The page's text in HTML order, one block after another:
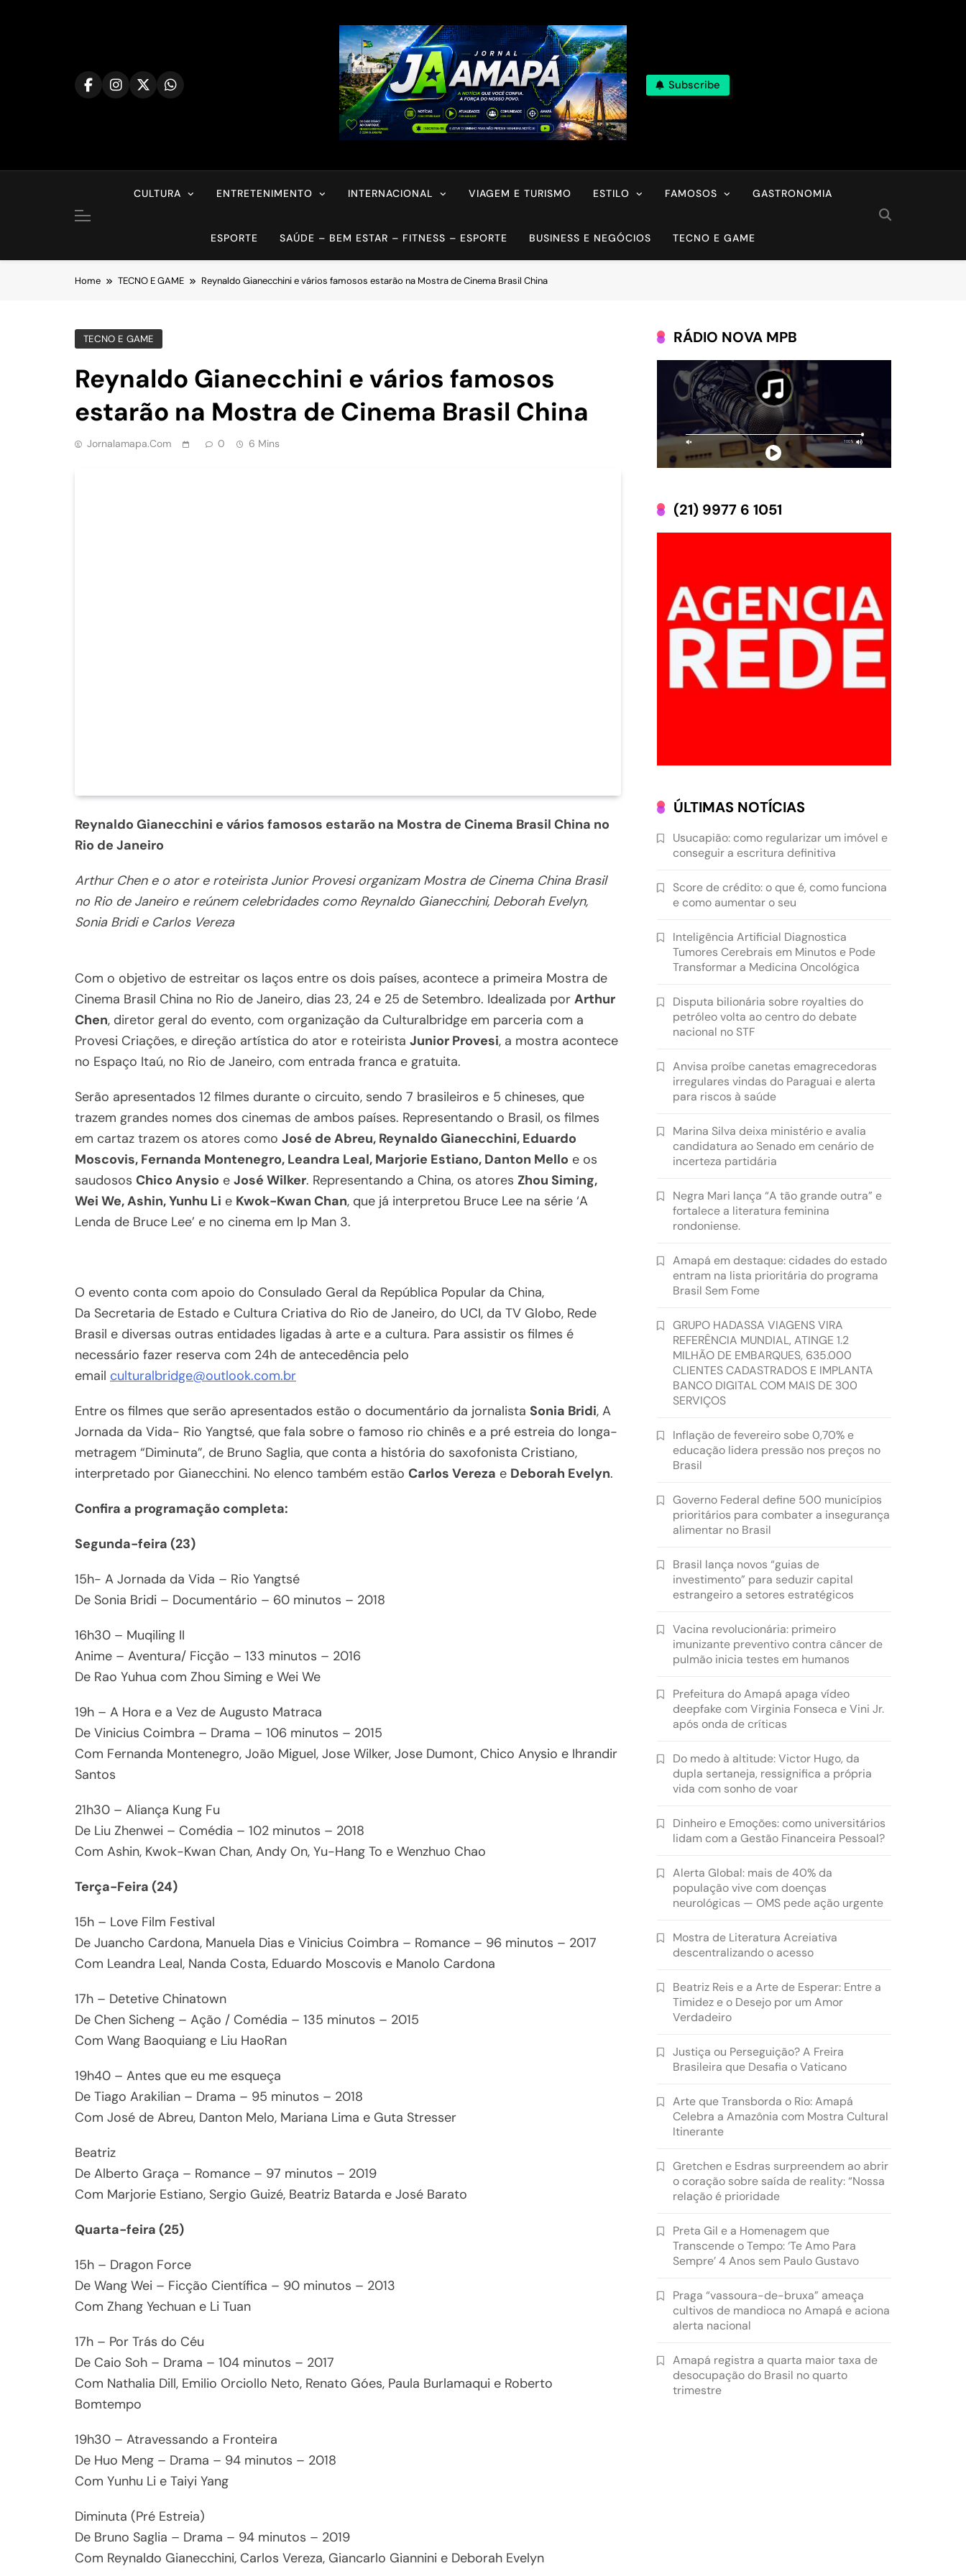
Subscribe
CULTURA ENTRETENIMENTO INTERNACIONAL VIAGEM E TURISMO ESTILO FAMOSOS GASTRONOMIA
ESPORTE SAÚDE – BEM ESTAR – FITNESS – ESPORTE BUSINESS E NEGÓCIOS TECNO E GAME
Home TECNO E GAME Reynaldo Gianecchini e vários famosos estarão na Mostra de Cinema Brasil China
TECNO E GAME
Reynaldo Gianecchini e vários famosos
estarão na Mostra de Cinema Brasil China
Jornalamapa.com 0 6 Mins
Reynaldo Gianecchini e vários famosos estarão na Mostra de Cinema Brasil China no
Rio de Janeiro
Arthur Chen e o ator e roteirista Junior Provesi organizam Mostra de Cinema China Brasil
no Rio de Janeiro e reúnem celebridades como Reynaldo Gianecchini, Deborah Evelyn,
Sonia Bridi e Carlos Vereza
Com o objetivo de estreitar os laços entre os dois países, acontece a primeira Mostra de
Cinema Brasil China no Rio de Janeiro, dias 23, 24 e 25 de Setembro. Idealizada por Arthur
Chen, diretor geral do evento, com organização da Culturalbridge em parceria com a
Provesi Criações, e direção artística do ator e roteirista Junior Provesi, a mostra acontece
no Espaço Itaú, no Rio de Janeiro, com entrada franca e gratuita.
Serão apresentados 12 filmes durante o circuito, sendo 7 brasileiros e 5 chineses, que
trazem grandes nomes dos cinemas de ambos países. Representando o Brasil, os filmes
em cartaz trazem os atores como José de Abreu, Reynaldo Gianecchini, Eduardo
Moscovis, Fernanda Montenegro, Leandra Leal, Marjorie Estiano, Danton Mello e os
saudosos Chico Anysio e José Wilker. Representando a China, os atores Zhou Siming,
Wei We, Ashin, Yunhu Li e Kwok-Kwan Chan, que já interpretou Bruce Lee na série ‘A
Lenda de Bruce Lee’ e no cinema em Ip Man 3.
O evento conta com apoio do Consulado Geral da República Popular da China,
Da Secretaria de Estado e Cultura Criativa do Rio de Janeiro, do UCI, da TV Globo, Rede
Brasil e diversas outras entidades ligadas à arte e a cultura. Para assistir os filmes é
necessário fazer reserva com 24h de antecedência pelo
email culturalbridge@outlook.com.br
Entre os filmes que serão apresentados estão o documentário da jornalista Sonia Bridi, A
Jornada da Vida- Rio Yangtsé, que fala sobre o famoso rio chinês e a pré estreia do longa-
metragem “Diminuta”, de Bruno Saglia, que conta a história do saxofonista Cristiano,
interpretado por Gianecchini. No elenco também estão Carlos Vereza e Deborah Evelyn.
Confira a programação completa:
Segunda-feira (23)
15h- A Jornada da Vida – Rio Yangtsé
De Sonia Bridi – Documentário – 60 minutos – 2018
16h30 – Muqiling II
Anime – Aventura/ Ficção – 133 minutos – 2016
De Rao Yuhua com Zhou Siming e Wei We
19h – A Hora e a Vez de Augusto Matraca
De Vinicius Coimbra – Drama – 106 minutos – 2015
Com Fernanda Montenegro, João Miguel, Jose Wilker, Jose Dumont, Chico Anysio e Ihrandir
Santos
21h30 – Aliança Kung Fu
De Liu Zhenwei – Comédia – 102 minutos – 2018
Com Ashin, Kwok-Kwan Chan, Andy On, Yu-Hang To e Wenzhuo Chao
Terça-Feira (24)
15h – Love Film Festival
De Juancho Cardona, Manuela Dias e Vinicius Coimbra – Romance – 96 minutos – 2017
Com Leandra Leal, Nanda Costa, Eduardo Moscovis e Manolo Cardona
17h – Detetive Chinatown
De Chen Sicheng – Ação / Comédia – 135 minutos – 2015
Com Wang Baoquiang e Liu HaoRan
19h40 – Antes que eu me esqueça
De Tiago Arakilian – Drama – 95 minutos – 2018
Com José de Abreu, Danton Melo, Mariana Lima e Guta Stresser
Beatriz
De Alberto Graça – Romance – 97 minutos – 2019
Com Marjorie Estiano, Sergio Guizé, Beatriz Batarda e José Barato
Quarta-feira (25)
15h – Dragon Force
De Wang Wei – Ficção Científica – 90 minutos – 2013
Com Zhang Yechuan e Li Tuan
17h – Por Trás do Céu
De Caio Soh – Drama – 104 minutos – 2017
Com Nathalia Dill, Emilio Orciollo Neto, Renato Góes, Paula Burlamaqui e Roberto
Bomtempo
19h30 – Atravessando a Fronteira
De Huo Meng – Drama – 94 minutos – 2018
Com Yunhu Li e Taiyi Yang
Diminuta (Pré Estreia)
De Bruno Saglia – Drama – 94 minutos – 2019
Com Reynaldo Gianecchini, Carlos Vereza, Giancarlo Giannini e Deborah Evelyn
RÁDIO NOVA MPB
(21) 9977 6 1051
ÚLTIMAS NOTÍCIAS
Usucapião: como regularizar um imóvel e
conseguir a escritura definitiva
Score de crédito: o que é, como funciona
e como aumentar o seu
Inteligência Artificial Diagnostica
Tumores Cerebrais em Minutos e Pode
Transformar a Medicina Oncológica
Disputa bilionária sobre royalties do
petróleo volta ao centro do debate
nacional no STF
Anvisa proíbe canetas emagrecedoras
irregulares vindas do Paraguai e alerta
para riscos à saúde
Marina Silva deixa ministério e avalia
candidatura ao Senado em cenário de
incerteza partidária
Negra Mari lança “A tão grande outra” e
fortalece a literatura feminina
rondoniense.
Amapá em destaque: cidades do estado
entram na lista prioritária do programa
Brasil Sem Fome
GRUPO HADASSA VIAGENS VIRA
REFERÊNCIA MUNDIAL, ATINGE 1.2
MILHÃO DE EMBARQUES, 635.000
CLIENTES CADASTRADOS E IMPLANTA
BANCO DIGITAL COM MAIS DE 300
SERVIÇOS
Inflação de fevereiro sobe 0,70% e
educação lidera pressão nos preços no
Brasil
Governo Federal define 500 municípios
prioritários para combater a insegurança
alimentar no Brasil
Brasil lança novos “guias de
investimento” para seduzir capital
estrangeiro a setores estratégicos
Vacina revolucionária: primeiro
imunizante preventivo contra câncer de
pulmão inicia testes em humanos
Prefeitura do Amapá apaga vídeo
deepfake com Virginia Fonseca e Vini Jr.
após onda de críticas
Do medo à altitude: Victor Hugo, da
dupla sertaneja, ressignifica a própria
vida com sonho de voar
Dinheiro e Emoções: como universitários
lidam com a Gestão Financeira Pessoal?
Alerta Global: mais de 40% da
população vive com doenças
neurológicas — OMS pede ação urgente
Mostra de Literatura Acreiativa
descentralizando o acesso
Beatriz Reis e a Arte de Esperar: Entre a
Timidez e o Desejo por um Amor
Verdadeiro
Justiça ou Perseguição? A Freira
Brasileira que Desafia o Vaticano
Arte que Transborda o Rio: Amapá
Celebra a Amazônia com Mostra Cultural
Itinerante
Gretchen e Esdras surpreendem ao abrir
o coração sobre saída de reality: “Nossa
relação é prioridade
Preta Gil e a Homenagem que
Transcende o Tempo: ‘Te Amo Para
Sempre’ 4 Anos sem Paulo Gustavo
Praga “vassoura-de-bruxa” ameaça
cultivos de mandioca no Amapá e aciona
alerta nacional
Amapá registra a quarta maior taxa de
desocupação do Brasil no quarto
trimestre